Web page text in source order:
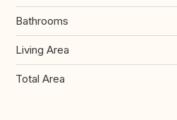
Bathrooms
Living Area
Total Area